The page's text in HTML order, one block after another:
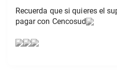
Recuerda que si quieres el
pagar con Cencosud